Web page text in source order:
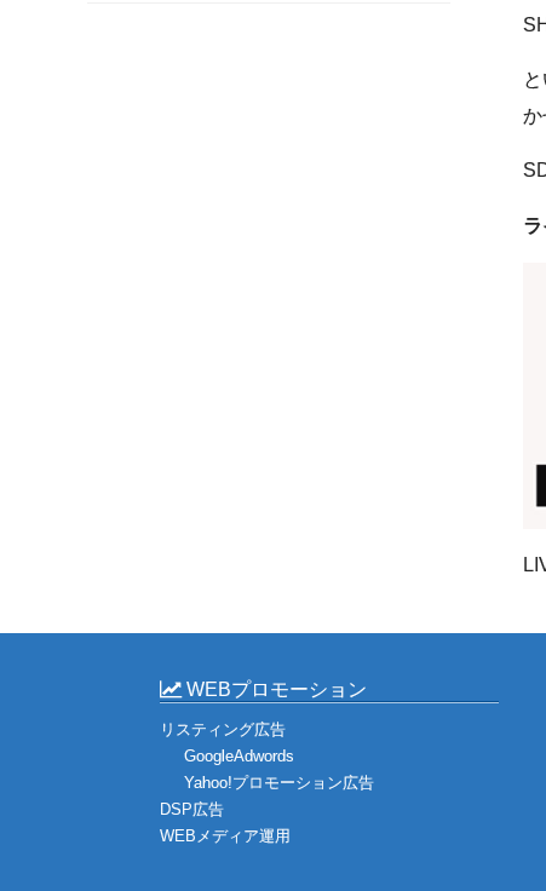
か
WEBプロモーション
リスティング広告
GoogleAdwords
Yahoo!プロモーション広告
DSP広告
WEBメディア運用